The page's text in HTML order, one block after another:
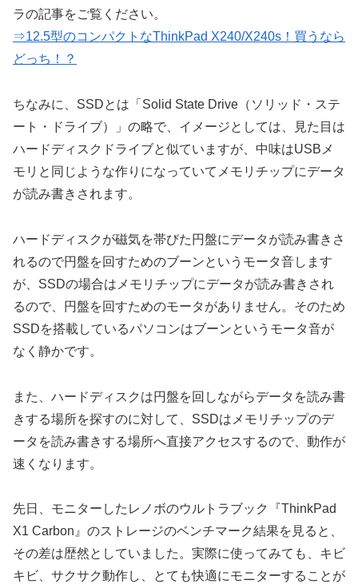
ラの記事をご覧ください。
⇒12.5型のコンパクトなThinkPad X240/X240s！買うなら
どっち！？
ちなみに、SSDとは「Solid State Drive（ソリッド・ステ
ート・ドライブ）」の略で、イメージとしては、見た目は
ハードディスクドライブと似ていますが、中味はUSBメ
モリと同じような作りになっていてメモリチップにデータ
が読み書きされます。
ハードディスクが磁気を帯びた円盤にデータが読み書きさ
れるので円盤を回すためのブーンというモータ音します
が、SSDの場合はメモリチップにデータが読み書きされ
るので、円盤を回すためのモータがありません。そのため
SSDを搭載しているパソコンはブーンというモータ音が
なく静かです。
また、ハードディスクは円盤を回しながらデータを読み書
きする場所を探すのに対して、SSDはメモリチップのデ
ータを読み書きする場所へ直接アクセスするので、動作が
速くなります。
先日、モニターしたレノボのウルトラブック『ThinkPad
X1 Carbon』のストレージのベンチマーク結果を見ると、
その差は歴然としていました。実際に使ってみても、キビ
キビ、サクサク動作し、とても快適にモニターすることが